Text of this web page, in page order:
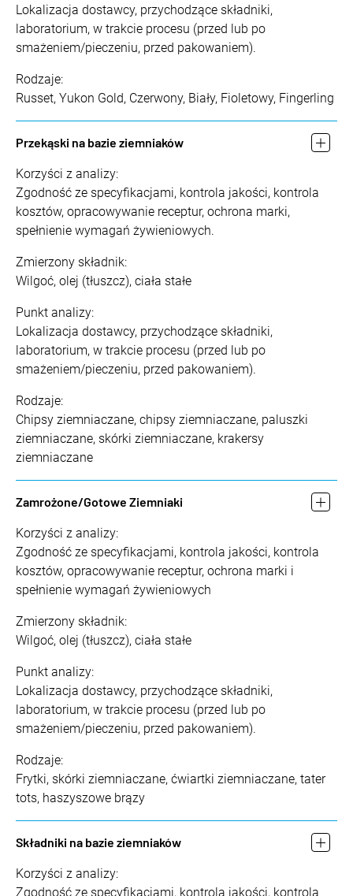
Lokalizacja dostawcy, przychodzące składniki,
laboratorium, w trakcie procesu (przed lub po
smażeniem/pieczeniu, przed pakowaniem).
Rodzaje:
Russet, Yukon Gold, Czerwony, Biały, Fioletowy, Fingerling
Przekąski na bazie ziemniaków
Korzyści z analizy:
Zgodność ze specyfikacjami, kontrola jakości, kontrola
kosztów, opracowywanie receptur, ochrona marki,
spełnienie wymagań żywieniowych.
Zmierzony składnik:
Wilgoć, olej (tłuszcz), ciała stałe
Punkt analizy:
Lokalizacja dostawcy, przychodzące składniki,
laboratorium, w trakcie procesu (przed lub po
smażeniem/pieczeniu, przed pakowaniem).
Rodzaje:
Chipsy ziemniaczane, chipsy ziemniaczane, paluszki
ziemniaczane, skórki ziemniaczane, krakersy
ziemniaczane
Zamrożone/Gotowe Ziemniaki
Korzyści z analizy:
Zgodność ze specyfikacjami, kontrola jakości, kontrola
kosztów, opracowywanie receptur, ochrona marki i
spełnienie wymagań żywieniowych
Zmierzony składnik:
Wilgoć, olej (tłuszcz), ciała stałe
Punkt analizy:
Lokalizacja dostawcy, przychodzące składniki,
laboratorium, w trakcie procesu (przed lub po
smażeniem/pieczeniu, przed pakowaniem).
Rodzaje:
Frytki, skórki ziemniaczane, ćwiartki ziemniaczane, tater
tots, haszyszowe brązy
Składniki na bazie ziemniaków
Korzyści z analizy:
Zgodność ze specyfikacjami, kontrola jakości, kontrola